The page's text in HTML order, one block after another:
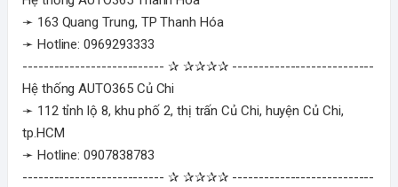
➛ 163 Quang Trung, TP Thanh Hóa
➛ Hotline: 0969293333
--------------------------- ✰ ✰✰✰✰ ---------------------------
Hệ thống AUTO365 Củ Chi
➛ 112 tỉnh lộ 8, khu phố 2, thị trấn Củ Chi, huyện Củ Chi,
tp.HCM
➛ Hotline: 0907838783
--------------------------- ✰ ✰✰✰✰ ---------------------------